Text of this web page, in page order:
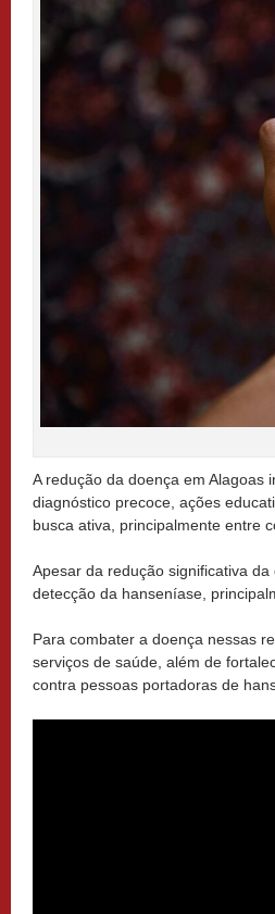
A redução da doença em Alagoas
diagnóstico precoce, ações
busca ativa, principalmente entre
Apesar da redução significativa
detecção da hanseníase,
Para combater a doença nessas
serviços de saúde, além de
contra pessoas portadoras de